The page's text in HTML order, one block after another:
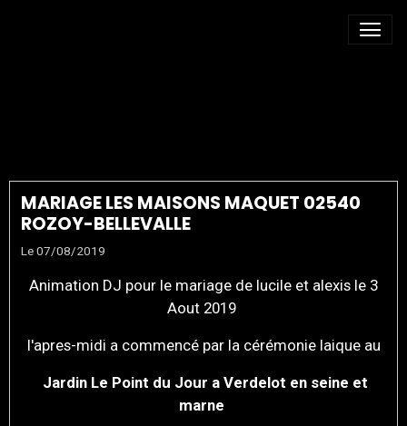
MARIAGE LES MAISONS MAQUET 02540
ROZOY-BELLEVALLE
Le 07/08/2019
Animation DJ pour le mariage de lucile et alexis le 3
Aout 2019
l'apres-midi a commencé par la cérémonie laique au
Jardin Le Point du Jour a Verdelot en seine et
marne